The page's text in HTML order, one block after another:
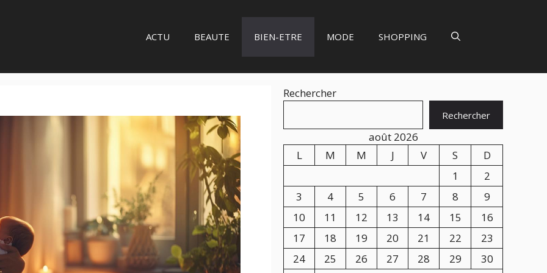
ACTU BEAUTE BIEN-ETRE MODE SHOPPING
Rechercher
Rechercher
août 2026
L
M M J V S
D
1
2
3
4 5 6 7 8
9
10
11 12 13 14 15
16
17
18 19 20 21 22
23
24
25 26 27 28 29
30